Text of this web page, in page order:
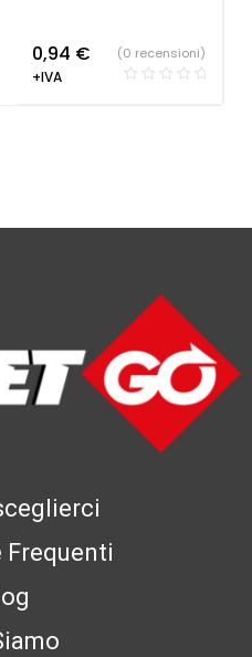
0,94 €
+IVA
(0 recensioni)
Frequenti